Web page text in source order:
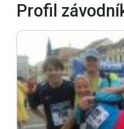
Profil